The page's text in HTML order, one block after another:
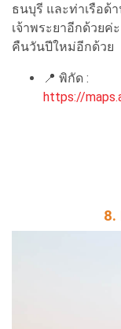
ธนบุรี และท่าเรือด้
เจ้าพระยาอีกด้วย
คืนวันปีใหม่อีกด้วย
📍 พิกัด :
https://
8.